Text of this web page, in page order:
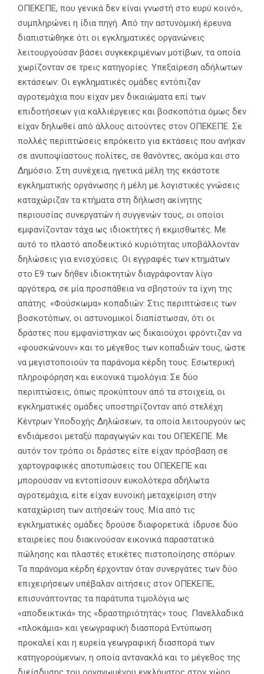
ΟΠΕΚΕΠΕ, που γενικά δεν είναι γνωστή στο ευρύ κοινό»,
συμπληρώνει η ίδια πηγή. Από την αστυνομική έρευνα
διαπιστώθηκε ότι οι εγκληματικές οργανώνεις
λειτουργούσαν βάσει συγκεκριμένων μοτίβων, τα οποία
χωρίζονταν σε τρεις κατηγορίες. Υπεξαίρεση αδήλωτων
εκτάσεων: Οι εγκληματικές ομάδες εντόπιζαν
αγροτεμάχια που είχαν μεν δικαιώματα επί των
επιδοτήσεων για καλλιέργειες και βοσκοπότια όμως δεν
είχαν δηλωθεί από άλλους αιτούντες στον ΟΠΕΚΕΠΕ. Σε
πολλές περιπτώσεις επρόκειτο για εκτάσεις που ανήκαν
σε ανυποψίαστους πολίτες, σε θανόντες, ακόμα και στο
Δημόσιο. Στη συνέχεια, ηγετικά μέλη της εκάστοτε
εγκληματικής οργάνωσης ή μέλη με λογιστικές γνώσεις
καταχώριζαν τα κτήματα στη δήλωση ακίνητης
περιουσίας συνεργατών ή συγγενών τους, οι οποίοι
εμφανίζονταν τάχα ως ιδιοκτήτες ή εκμισθωτές. Με
αυτό το πλαστό αποδεικτικό κυριότητας υποβάλλονταν
δηλώσεις για ενισχύσεις. Οι εγγραφές των κτημάτων
στο Ε9 των δήθεν ιδιοκτητών διαγράφονταν λίγο
αργότερα, σε μία προσπάθεια να σβηστούν τα ίχνη της
απάτης. «Φούσκωμα» κοπαδιών: Στις περιπτώσεις των
βοσκοτόπων, οι αστυνομικοί διαπίστωσαν, ότι οι
δράστες που εμφανίστηκαν ως δικαιούχοι φρόντιζαν να
«φουσκώνουν» και το μέγεθος των κοπαδιών τους, ώστε
να μεγιστοποιούν τα παράνομα κέρδη τους. Εσωτερική
πληροφόρηση και εικονικά τιμολόγια: Σε δύο
περιπτώσεις, όπως προκύπτουν από τα στοιχεία, οι
εγκληματικές ομάδες υποστηρίζονταν από στελέχη
Κέντρων Υποδοχής Δηλώσεων, τα οποία λειτουργούν ως
ενδιάμεσοι μεταξύ παραγωγών και του ΟΠΕΚΕΠΕ. Με
αυτόν τον τρόπο οι δράστες είτε είχαν πρόσβαση σε
χαρτογραφικές αποτυπώσεις του ΟΠΕΚΕΠΕ και
μπορούσαν να εντοπίσουν ευκολότερα αδήλωτα
αγροτεμάχια, είτε είχαν ευνοϊκή μεταχείριση στην
καταχώριση των αιτήσεών τους. Μία από τις
εγκληματικές ομάδες δρούσε διαφορετικά: ίδρυσε δύο
εταιρείες που διακινούσαν εικονικά παραστατικά
πώλησης και πλαστές ετικέτες πιστοποίησης σπόρων.
Τα παράνομα κέρδη έρχονταν όταν συνεργάτες των δύο
επιχειρήσεων υπέβαλαν αιτήσεις στον ΟΠΕΚΕΠΕ,
επισυνάπτοντας τα παράτυπα τιμολόγια ως
«αποδεικτικά» της «δραστηριότητάς» τους. Πανελλαδικά
«πλοκάμια» και γεωγραφική διασπορά Εντύπωση
προκαλεί και η ευρεία γεωγραφική διασπορά των
κατηγορούμενων, η οποία αντανακλά και το μέγεθος της